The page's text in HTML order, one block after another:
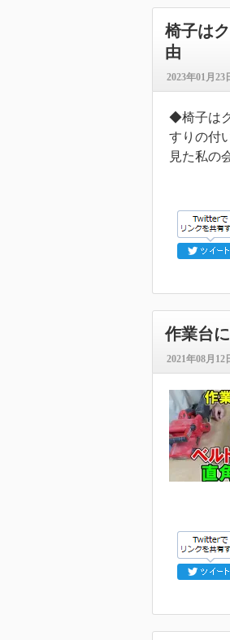
椅子は
由
2023年01月23
◆椅子は
すりの付
見た私の
作業台
2021年08月12